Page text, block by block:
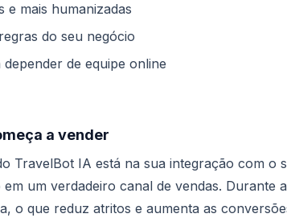
e mais humanizadas
do seu negócio
de equipe online
a vender
TravelBot IA está na sua integração com o
um verdadeiro canal de vendas. Durante
o que reduz atritos e aumenta as